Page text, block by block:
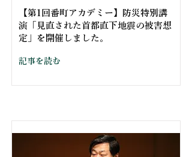
【第1回番町アカデミー】防災特別講
演「見直された首都直下地震の被害想
定」を開催しました。
記事を読む